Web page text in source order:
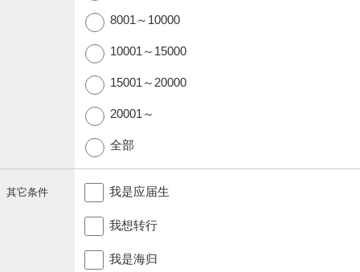
8001～10000
10001～15000
15001～20000
20001～
全部
其它条件 我是应届生
我想转行
我是海归